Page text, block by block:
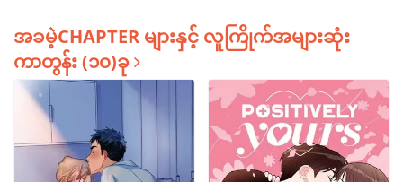
အခမဲ့CHAPTER များနှင့် လူကြိုက်အများဆုံး
ကာတွန်း (၁၀)ခု